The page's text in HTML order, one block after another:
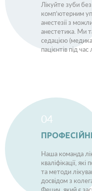
Лікуйте зуби
комп’ютерним
анестезії з
анестетика. Ми
седацією
пацієнтів під час
04
Наша команда
кваліфікації,
та методи
досвідом з